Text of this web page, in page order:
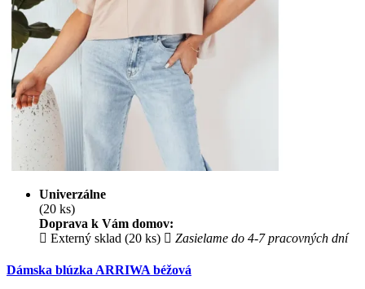
Univerzálne
(20 ks)
Doprava k Vám domov:
Externý sklad (20 ks)
Zasielame do 4-7 pracovných dní
Dámska blúzka ARRIWA béžová